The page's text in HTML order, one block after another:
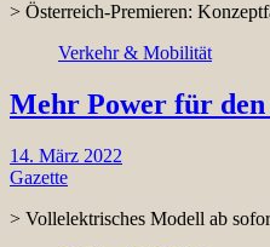
> Österreich-Premieren:
Verkehr & Mobilität
Mehr Power für
14. März 2022
Gazette
> Vollelektrisches Modell ab